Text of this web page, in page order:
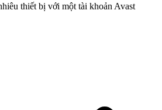
thiết bị với một tài khoản Avast